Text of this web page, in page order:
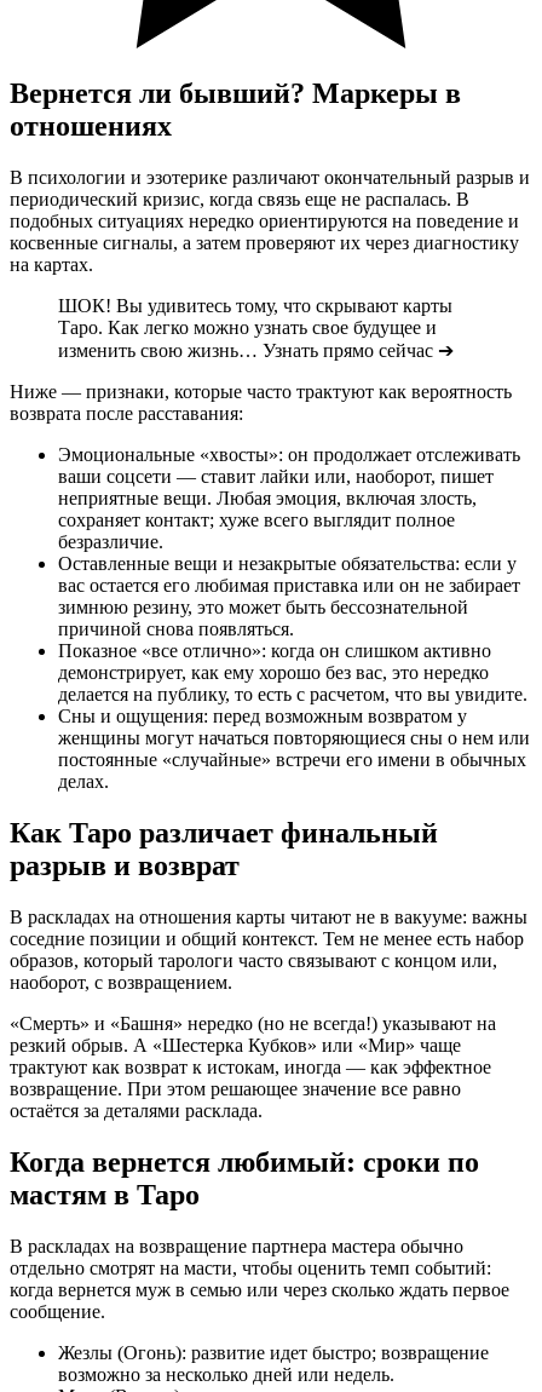
Вернется ли бывший? Маркеры в
отношениях
В психологии и эзотерике различают окончательный разрыв и
периодический кризис, когда связь еще не распалась. В
подобных ситуациях нередко ориентируются на поведение и
косвенные сигналы, а затем проверяют их через диагностику
на картах.
ШОК! Вы удивитесь тому, что скрывают карты
Таро. Как легко можно узнать свое будущее и
изменить свою жизнь… Узнать прямо сейчас ➔
Ниже — признаки, которые часто трактуют как вероятность
возврата после расставания:
Эмоциональные «хвосты»: он продолжает отслеживать
ваши соцсети — ставит лайки или, наоборот, пишет
неприятные вещи. Любая эмоция, включая злость,
сохраняет контакт; хуже всего выглядит полное
безразличие.
Оставленные вещи и незакрытые обязательства: если у
вас остается его любимая приставка или он не забирает
зимнюю резину, это может быть бессознательной
причиной снова появляться.
Показное «все отлично»: когда он слишком активно
демонстрирует, как ему хорошо без вас, это нередко
делается на публику, то есть с расчетом, что вы увидите.
Сны и ощущения: перед возможным возвратом у
женщины могут начаться повторяющиеся сны о нем или
постоянные «случайные» встречи его имени в обычных
делах.
Как Таро различает финальный
разрыв и возврат
В раскладах на отношения карты читают не в вакууме: важны
соседние позиции и общий контекст. Тем не менее есть набор
образов, который тарологи часто связывают с концом или,
наоборот, с возвращением.
«Смерть» и «Башня» нередко (но не всегда!) указывают на
резкий обрыв. А «Шестерка Кубков» или «Мир» чаще
трактуют как возврат к истокам, иногда — как эффектное
возвращение. При этом решающее значение все равно
остаётся за деталями расклада.
Когда вернется любимый: сроки по
мастям в Таро
В раскладах на возвращение партнера мастера обычно
отдельно смотрят на масти, чтобы оценить темп событий:
когда вернется муж в семью или через сколько ждать первое
сообщение.
Жезлы (Огонь): развитие идет быстро; возвращение
возможно за несколько дней или недель.